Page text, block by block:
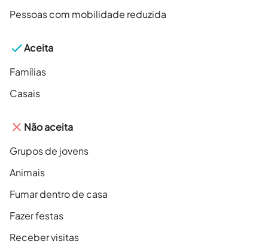
Pessoas com mobilidade reduzida
Aceita
Famílias
Casais
Não aceita
Grupos de jovens
Animais
Fumar dentro de casa
Fazer festas
Receber visitas